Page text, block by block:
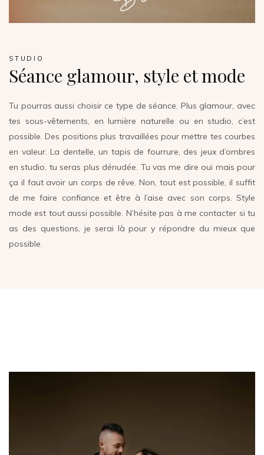
STUDIO
Séance glamour, style et mode
Tu pourras aussi choisir ce type de séance. Plus glamour, avec
tes sous-vêtements, en lumière naturelle ou en studio, c’est
possible. Des positions plus travaillées pour mettre tes courbes
en valeur. La dentelle, un tapis de fourrure, des jeux d’ombres
en studio, tu seras plus dénudée. Tu vas me dire oui mais pour
ça il faut avoir un corps de rêve. Non, tout est possible, il suffit
de me faire confiance et être à l’aise avec son corps. Style
mode est tout aussi possible. N’hésite pas à me contacter si tu
as des questions, je serai là pour y répondre du mieux que
possible.